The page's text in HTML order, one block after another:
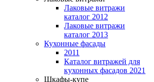
Лаковые витражи
каталог 2012
Лаковые витражи
каталог 2013
Кухонные фасады
2011
Каталог витражей для
кухонных фасадов 2021
Шкафы-купе